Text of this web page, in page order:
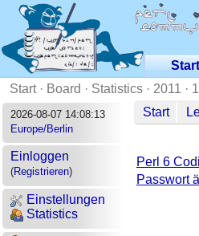
Start· Board · Statistics · 2011 ·
2026-08-07 14:08:13
Europe/Berlin
Einloggen
(Registrieren)
Einstellungen
Statistics
Start
Perl 6
Passwort